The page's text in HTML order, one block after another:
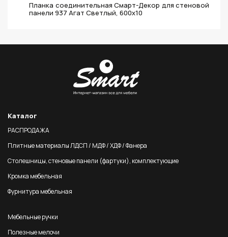
Планка соединительная Смарт-Декор для стеновой
панели 937 Агат Светлый, 600x10
Каталог
РАСПРОДАЖА
Плитные материалы ЛДСП / МДФ / ХДФ / Фанера
Столешницы, стеновые панели (фартуки), комплектующие
Кромка мебельная
Фурнитура мебельная
Мебельные ручки
Полезные мелочи